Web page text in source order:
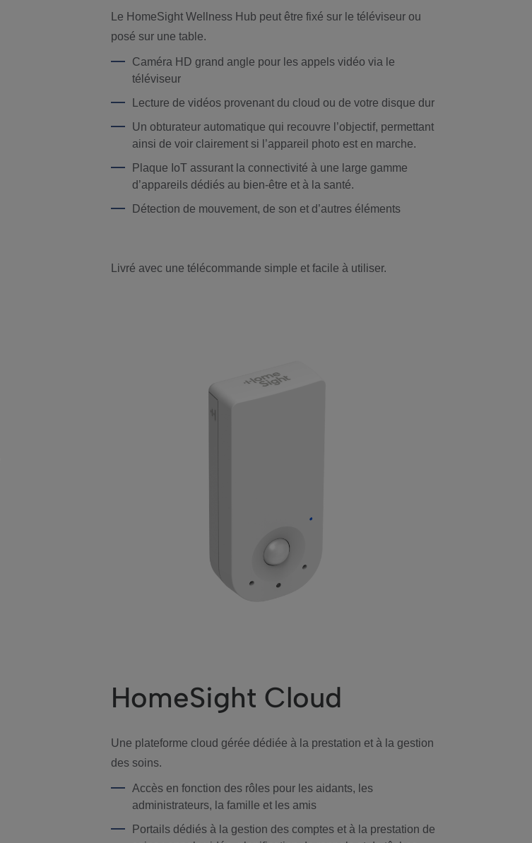
Le HomeSightWellness Hub peut être fixé sur le téléviseur ou
posé sur une table.
Caméra HD grand angle pour les appels vidéo via le
téléviseur
Lecture de vidéos provenant du cloud ou de votre disque dur
Un obturateur automatique qui recouvre l’objectif, permettant
ainsi de voir clairement si l’appareil photo est en marche.
Plaque IoT assurant la connectivité à une large gamme
d’appareils dédiés au bien-être et à la santé.
Détection de mouvement, de son et d’autres éléments
Livré avec une télécommande simple et facile à utiliser.
HomeSight Cloud
Une plateforme cloud gérée dédiée à la prestation et à la gestion
des soins.
Accès en fonction des rôles pour les aidants, les
administrateurs, la famille et les amis
Portails dédiés à la gestion des comptes et à la prestation de